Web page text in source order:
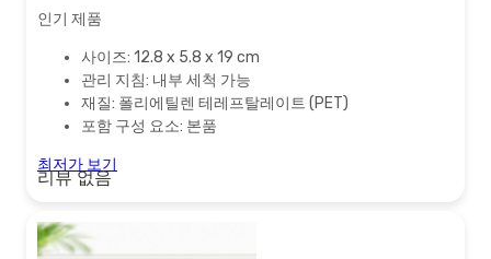
인기 제품
사이즈: 12.8 x 5.8 x 19 cm
관리 지침: 내부 세척 가능
재질: 폴리에틸렌 테레프탈레이트 (PET)
포함 구성 요소: 본품
최저가 보기
리뷰 없음